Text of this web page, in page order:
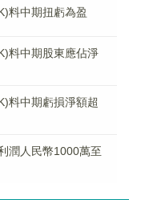
料中期扭虧為盈
料中期股東應佔淨
料中期虧損淨額超
潤人民幣1000萬至